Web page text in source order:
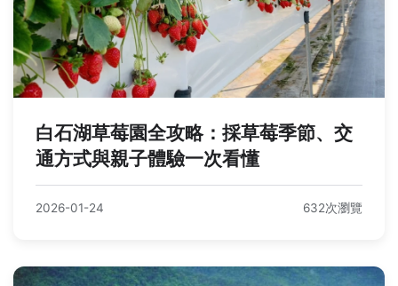
白石湖草莓園全攻略：採草莓季節、交
通方式與親子體驗一次看懂
2026-01-24 632次瀏覽